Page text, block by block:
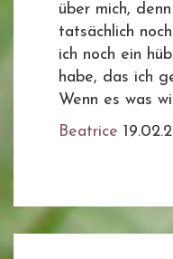
über mich,
tatsächlich
ich noch ein
habe, das ich
Wenn es was
Beatrice